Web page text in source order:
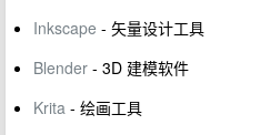
Inkscape - 矢量设计工具
Blender - 3D 建模软件
Krita - 绘画工具